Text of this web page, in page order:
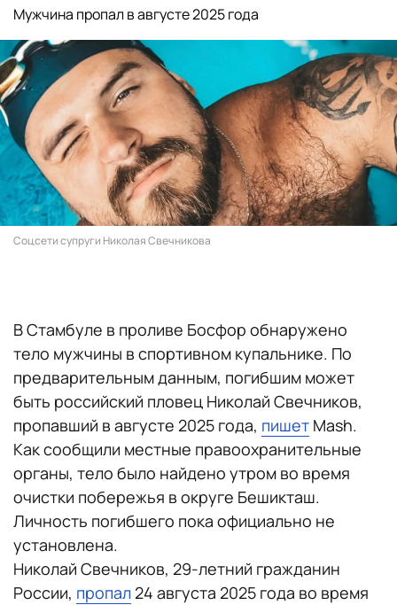
Мужчина пропал в августе 2025 года
Соцсети супруги Николая Свечникова
В Стамбуле в проливе Босфор обнаружено
тело мужчины в спортивном купальнике. По
предварительным данным, погибшим может
быть российский пловец Николай Свечников,
пропавший в августе 2025 года, пишет Mash.
Как сообщили местные правоохранительные
органы, тело было найдено утром во время
очистки побережья в округе Бешикташ.
Личность погибшего пока официально не
установлена.
Николай Свечников, 29-летний гражданин
России, пропал 24 августа 2025 года во время